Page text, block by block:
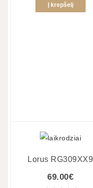
Į krepšelį
Lorus RG309XX9
69.00€